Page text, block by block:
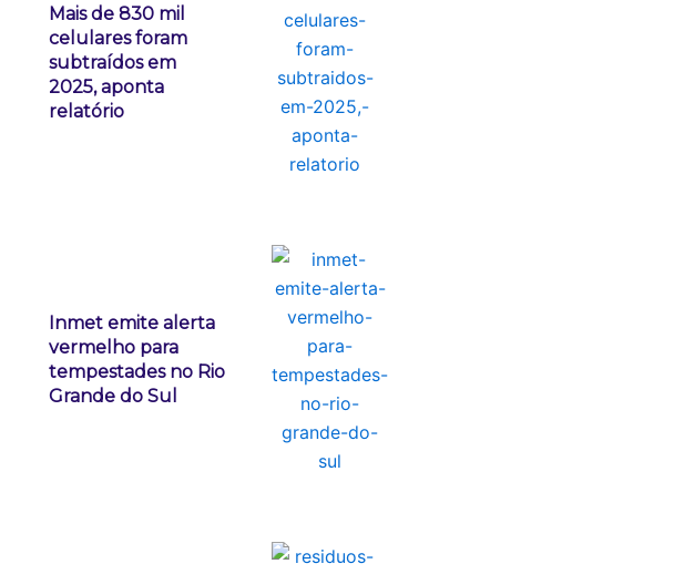
Mais de 830 mil
celulares foram
subtraídos em
2025, aponta
relatório
Inmet emite alerta
vermelho para
tempestades no Rio
Grande do Sul